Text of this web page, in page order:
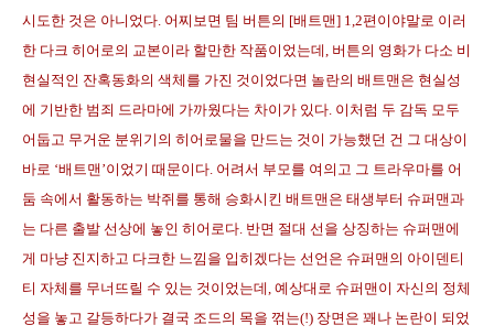
시도한 것은 아니었다. 어찌보면 팀 버튼의 [배트맨] 1,2편이야말로 이러
한 다크 히어로의 교본이라 할만한 작품이었는데, 버튼의 영화가 다소 비
현실적인 잔혹동화의 색체를 가진 것이었다면 놀란의 배트맨은 현실성
에 기반한 범죄 드라마에 가까웠다는 차이가 있다. 이처럼 두 감독 모두
어둡고 무거운 분위기의 히어로물을 만드는 것이 가능했던 건 그 대상이
바로 ‘배트맨’이었기 때문이다. 어려서 부모를 여의고 그 트라우마를 어
둠 속에서 활동하는 박쥐를 통해 승화시킨 배트맨은 태생부터 슈퍼맨과
는 다른 출발 선상에 놓인 히어로다. 반면 절대 선을 상징하는 슈퍼맨에
게 마냥 진지하고 다크한 느낌을 입히겠다는 선언은 슈퍼맨의 아이덴티
티 자체를 무너뜨릴 수 있는 것이었는데, 예상대로 슈퍼맨이 자신의 정체
성을 놓고 갈등하다가 결국 조드의 목을 꺾는(!) 장면은 꽤나 논란이 되었